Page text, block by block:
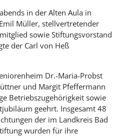
in der Alten Aula in
Müller, stellvertretender
sowie Stiftungsvorstand
der Carl von Heß
Dr.-Maria-Probst
und Margit Pfeffermann
Betriebszugehörigkeit sowie
geehrt. Insgesamt 48
der im Landkreis Bad
wurden für ihre